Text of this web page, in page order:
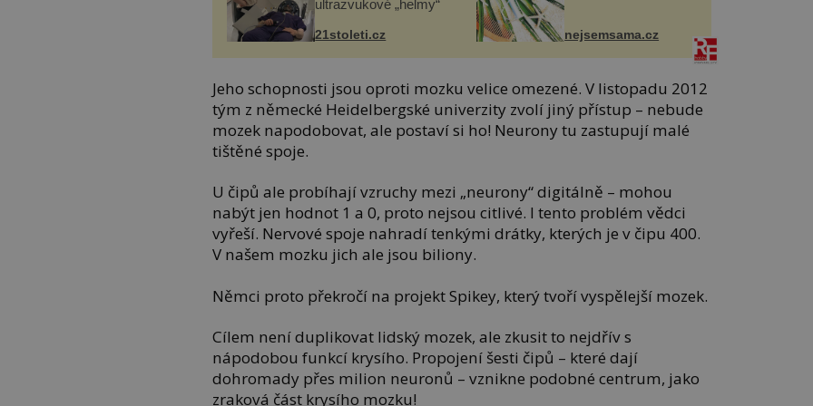
ultrazvukové „helmy“
21stoleti.cz nejsemsama.cz
Jeho schopnosti jsou oproti mozku velice omezené. V listopadu 2012
tým z německé Heidelbergské univerzity zvolí jiný přístup – nebude
mozek napodobovat, ale postaví si ho! Neurony tu zastupují malé
tištěné spoje.
U čipů ale probíhají vzruchy mezi „neurony“ digitálně – mohou
nabýt jen hodnot 1 a 0, proto nejsou citlivé. I tento problém vědci
vyřeší. Nervové spoje nahradí tenkými drátky, kterých je v čipu 400.
V našem mozku jich ale jsou biliony.
Němci proto překročí na projekt Spikey, který tvoří vyspělejší mozek.
Cílem není duplikovat lidský mozek, ale zkusit to nejdřív s
nápodobou funkcí krysího. Propojení šesti čipů – které dají
dohromady přes milion neuronů – vznikne podobné centrum, jako
zraková část krysího mozku!